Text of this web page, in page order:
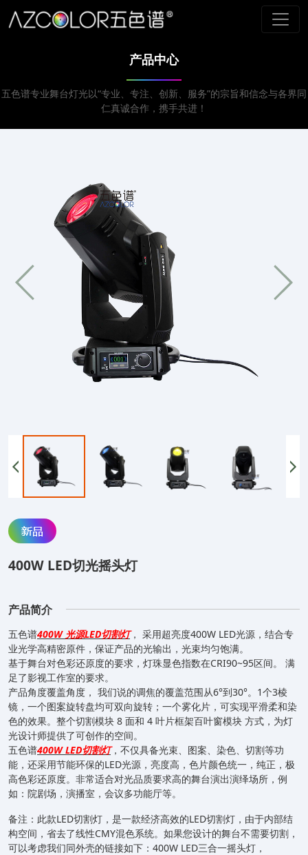
产品中心
五色谱专业舞台灯光以“专业、专注、创新、服务”的宗旨和信念与各界同
仁真诚合作，携手共进！
400W LED切光摇头灯
产品简介
五色谱400W 光源LED切割灯， 采用超亮度400W LED光源，结合专
业光学高精密原件，保证产品的光输出，光束均匀饱满。
基于舞台对色彩还原度的要求，灯珠显色指数在CRI90~95区间。 满
足了影视工作室的要求。
产品角度覆盖角度， 我们说的调焦的覆盖范围从6°到30°。1个3棱
镜，一个图案旋转盘均可双向旋转；一个雾化片，可实现平滑柔和染
色的效果。整个切割模块 8 面和 4 叶片框架百叶窗模块 方式，为灯
光设计师提供了可创作的空间。
五色谱400W LED切割灯，不仅具备光束、图案、染色、切割等功
能，还采用节能环保的LED光源，亮度高，色片颜色统一，纯正，极
高色彩还原度。非常适合对光品质要求高的舞台演出演绎场所，例
如：院剧场，演播室，会议多功能厅等。
备注：此款LED切割灯，是一款经济高效的LED切割灯，由于内部结
构空间，省去了线性CMY混色系统。如果您设计的舞台不需要切割，
可以考虑我们同外壳的链接如下： 400W LED三合一摇头灯 ，